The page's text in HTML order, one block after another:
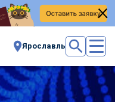
Ярославль